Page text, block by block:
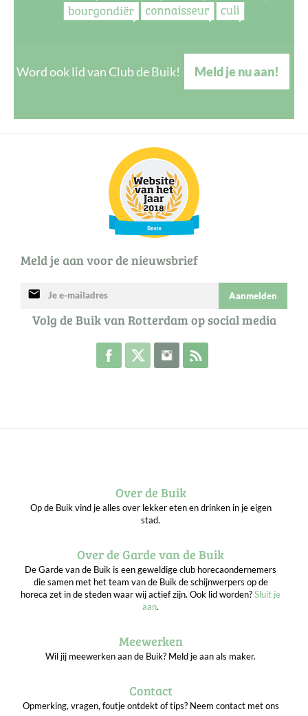
Word ook lid van Club de Buik! Meld je nu aan!
Meld je aan voor de nieuwsbrief
mail Aanmelden
Volg de Buik van Rotterdam op social media
Volg de Buik op Facebook
Volg de Buik op Twitter
Volg de Buik op Instagram
Over de Buik
Op de Buik vind je alles over lekker eten en drinken in je eigen
stad.
Over de Garde van de Buik
De Garde van de Buik is een geweldige club horecaondernemers
die samen met het team van de Buik de schijnwerpers op de
horeca zet in de steden waar wij actief zijn. Ook lid worden?Sluit je
aan.
Meewerken
Wil jij meewerken aan de Buik? Meld je aan als maker.
Contact
Opmerking, vragen, foutje ontdekt of tips? Neem contact met ons